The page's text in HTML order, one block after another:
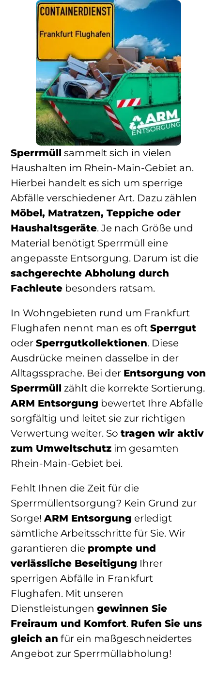
Sperrmüll sammelt sich in vielen
Haushalten im Rhein-Main-Gebiet an.
Hierbei handelt es sich um sperrige
Abfälle verschiedener Art. Dazu zählen
Möbel, Matratzen, Teppiche oder
Haushaltsgeräte. Je nach Größe und
Material benötigt Sperrmüll eine
angepasste Entsorgung. Darum ist die
sachgerechte Abholung durch
Fachleute besonders ratsam.
In Wohngebieten rund um Frankfurt
Flughafen nennt man es oft Sperrgut
oder Sperrgutkollektionen. Diese
Ausdrücke meinen dasselbe in der
Alltagssprache. Bei der Entsorgung von
Sperrmüll zählt die korrekte Sortierung.
ARM Entsorgung bewertet Ihre Abfälle
sorgfältig und leitet sie zur richtigen
Verwertung weiter. So tragen wir aktiv
zum Umweltschutz im gesamten
Rhein-Main-Gebiet bei.
Fehlt Ihnen die Zeit für die
Sperrmüllentsorgung? Kein Grund zur
Sorge! ARM Entsorgung erledigt
sämtliche Arbeitsschritte für Sie. Wir
garantieren die prompte und
verlässliche Beseitigung Ihrer
sperrigen Abfälle in Frankfurt
Flughafen. Mit unseren
Dienstleistungen gewinnen Sie
Freiraum und Komfort. Rufen Sie uns
gleich an für ein maßgeschneidertes
Angebot zur Sperrmüllabholung!